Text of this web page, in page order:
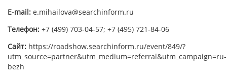
E-mail: e.mihailova@searchinform.ru
Телефон: +7 (499) 703-04-57; +7 (495) 721-84-06
Сайт: https://roadshow.searchinform.ru/event/849/?
utm_source=partner&utm_medium=referral&utm_campaign=ru-
bezh